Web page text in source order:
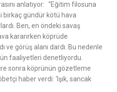
anlatıyor: “Eğitim filosuna
birkaç gündür kötü hava
Ben, en öndeki savaş
kararırken köprüde
ve görüş alanı dardı. Bu nedenle
faaliyetleri denetliyordu.
sonra köprünün gözetleme
haber verdi: ‘Işık, sancak